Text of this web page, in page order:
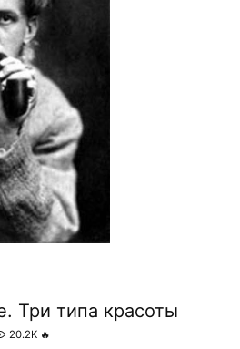
Три типа красоты
20.2K 🔥